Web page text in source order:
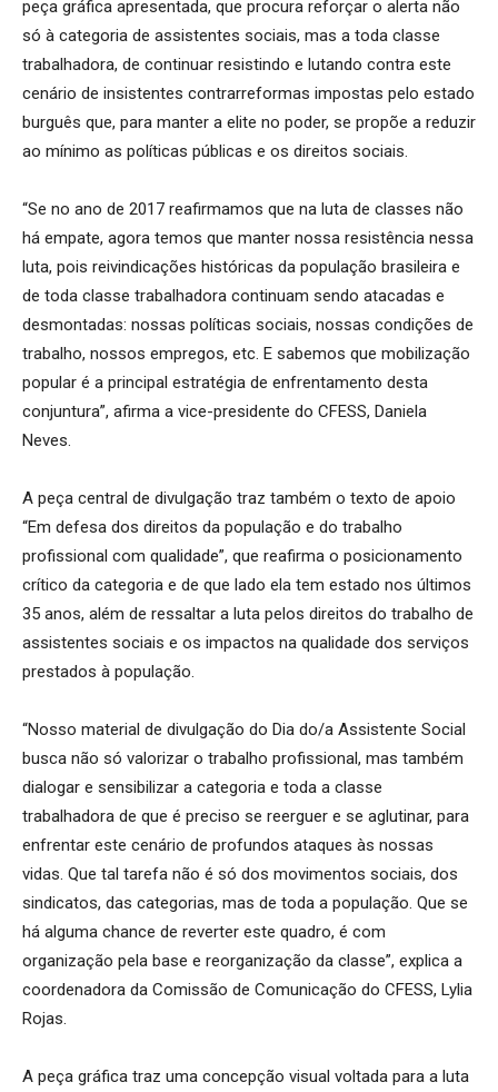
peça gráfica apresentada, que procura reforçar o alerta não
só à categoria de assistentes sociais, mas a toda classe
trabalhadora, de continuar resistindo e lutando contra este
cenário de insistentes contrarreformas impostas pelo estado
burguês que, para manter a elite no poder, se propõe a reduzir
ao mínimo as políticas públicas e os direitos sociais.
“Se no ano de 2017 reafirmamos que na luta de classes não
há empate, agora temos que manter nossa resistência nessa
luta, pois reivindicações históricas da população brasileira e
de toda classe trabalhadora continuam sendo atacadas e
desmontadas: nossas políticas sociais, nossas condições de
trabalho, nossos empregos, etc. E sabemos que mobilização
popular é a principal estratégia de enfrentamento desta
conjuntura”, afirma a vice-presidente do CFESS, Daniela
Neves.
A peça central de divulgação traz também o texto de apoio
“Em defesa dos direitos da população e do trabalho
profissional com qualidade”, que reafirma o posicionamento
crítico da categoria e de que lado ela tem estado nos últimos
35 anos, além de ressaltar a luta pelos direitos do trabalho de
assistentes sociais e os impactos na qualidade dos serviços
prestados à população.
“Nosso material de divulgação do Dia do/a Assistente Social
busca não só valorizar o trabalho profissional, mas também
dialogar e sensibilizar a categoria e toda a classe
trabalhadora de que é preciso se reerguer e se aglutinar, para
enfrentar este cenário de profundos ataques às nossas
vidas. Que tal tarefa não é só dos movimentos sociais, dos
sindicatos, das categorias, mas de toda a população. Que se
há alguma chance de reverter este quadro, é com
organização pela base e reorganização da classe”, explica a
coordenadora da Comissão de Comunicação do CFESS, Lylia
Rojas.
A peça gráfica traz uma concepção visual voltada para a luta